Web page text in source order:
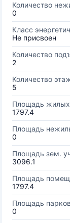
Количество
0
Класс
Не присвоен
Количество
2
Количество
5
Площадь
1797.4
Площадь
0
Площадь зем.
3096.1
Площадь
1797.4
Площадь
0